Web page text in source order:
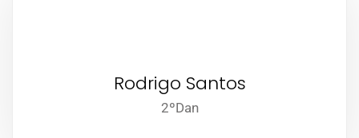
Rodrigo Santos
2ºDan